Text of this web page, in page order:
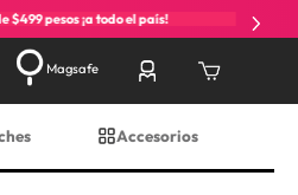
$499 pesos ¡a todo el país!
Magsafe
Accesorios